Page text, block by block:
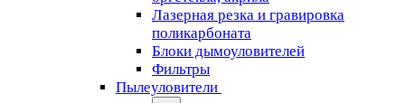
Лазерная резка и гравировка
поликарбоната
Блоки дымоуловителей
Фильтры
Пылеуловители